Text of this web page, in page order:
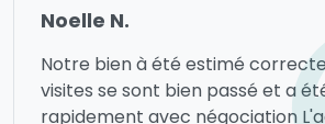
Noelle N.
Notre bien à été estimé
visites se sont bien passé et a
rapidement avec négociation